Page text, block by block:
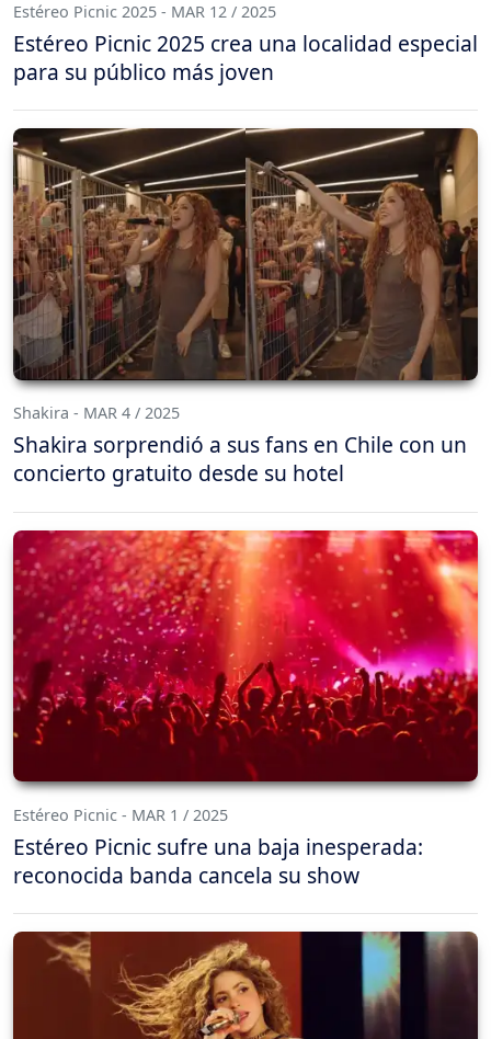
Estéreo Picnic 2025 - MAR 12 / 2025
Estéreo Picnic 2025 crea una localidad especial
para su público más joven
Shakira - MAR 4 / 2025
Shakira sorprendió a sus fans en Chile con un
concierto gratuito desde su hotel
Estéreo Picnic - MAR 1 / 2025
Estéreo Picnic sufre una baja inesperada:
reconocida banda cancela su show